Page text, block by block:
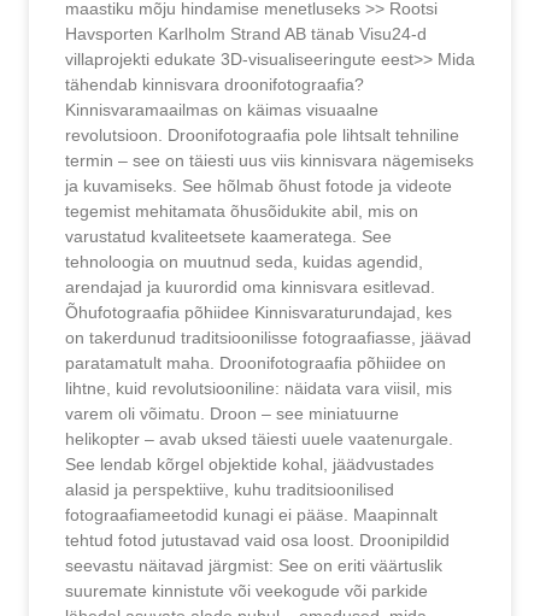
maastiku mõju hindamise menetluseks >> Rootsi
Havsporten Karlholm Strand AB tänab Visu24-d
villaprojekti edukate 3D-visualiseeringute eest>> Mida
tähendab kinnisvara droonifotograafia?
Kinnisvaramaailmas on käimas visuaalne
revolutsioon. Droonifotograafia pole lihtsalt tehniline
termin – see on täiesti uus viis kinnisvara nägemiseks
ja kuvamiseks. See hõlmab õhust fotode ja videote
tegemist mehitamata õhusõidukite abil, mis on
varustatud kvaliteetsete kaameratega. See
tehnoloogia on muutnud seda, kuidas agendid,
arendajad ja kuurordid oma kinnisvara esitlevad.
Õhufotograafia põhiidee Kinnisvaraturundajad, kes
on takerdunud traditsioonilisse fotograafiasse, jäävad
paratamatult maha. Droonifotograafia põhiidee on
lihtne, kuid revolutsiooniline: näidata vara viisil, mis
varem oli võimatu. Droon – see miniatuurne
helikopter – avab uksed täiesti uuele vaatenurgale.
See lendab kõrgel objektide kohal, jäädvustades
alasid ja perspektiive, kuhu traditsioonilised
fotograafiameetodid kunagi ei pääse. Maapinnalt
tehtud fotod jutustavad vaid osa loost. Droonipildid
seevastu näitavad järgmist: See on eriti väärtuslik
suuremate kinnistute või veekogude või parkide